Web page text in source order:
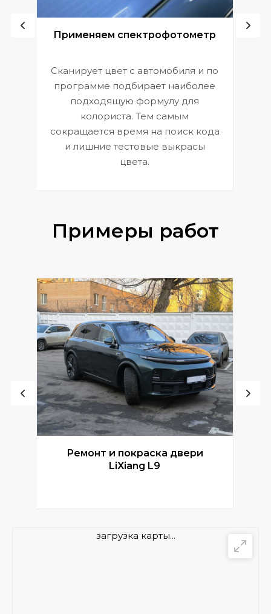
Применяем спектрофотометр
Сканирует цвет с автомобиля и по
программе подбирает наиболее
подходящую формулу для
колориста. Тем самым
сокращается время на поиск кода
и лишние тестовые выкрасы
цвета.
Примеры работ
Ремонт и покраска двери
LiXiang L9
загрузка карты...